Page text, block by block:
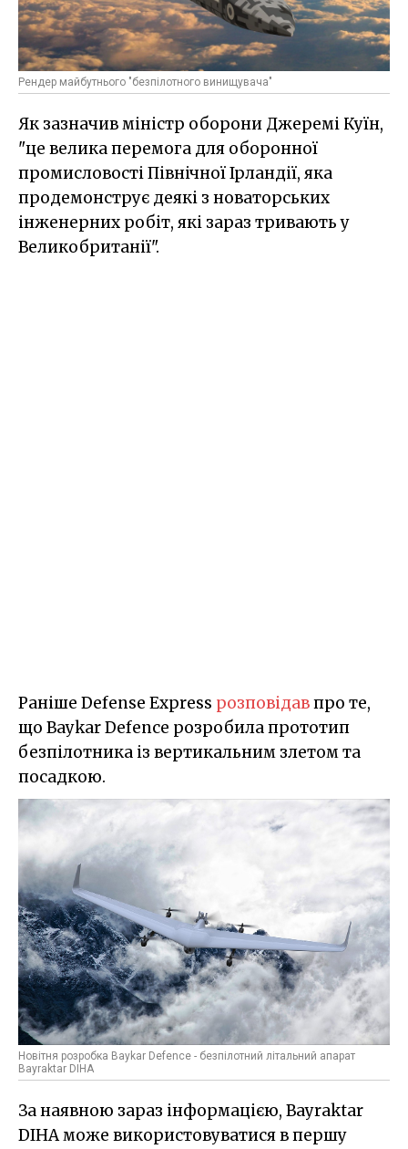
Рендер майбутнього "безпілотного винищувача"
Як зазначив міністр оборони Джеремі Куїн,
"це велика перемога для оборонної
промисловості Північної Ірландії, яка
продемонструє деякі з новаторських
інженерних робіт, які зараз тривають у
Великобританії".
Раніше Defense Express розповідавпро те,
що Baykar Defence розробила прототип
безпілотника із вертикальним злетом та
посадкою.
Новітня розробка Baykar Defence - безпілотний літальний апарат
Bayraktar DIHA
За наявною зараз інформацією, Bayraktar
DIHA може використовуватися в першу